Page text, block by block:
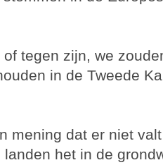
tegen zijn, we
in de Tweede
mening dat er niet
het in de